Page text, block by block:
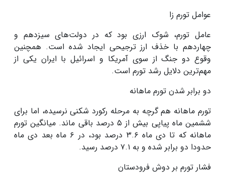
عوامل تورم زا
عامل تورم، شوک ارزی بود که در دولت‌های سیزدهم و
چهاردهم با خذف ارز ترجیحی ایجاد شده است. همچنین
وقوع دو جنگ از سوی آمریکا و اسرائیل با ایران یکی از
مهم‌ترین دلایل رشد تورم است.
دو برابر شدن تورم ماهانه
تورم ماهانه هم گرچه به مرحله رکورد شکنی نرسیده، اما برای
ششمین ماه پیاپی بیش از ۵ درصد باقی ماند. میانگین تورم
ماهانه که تا دی ماه ۳.۶ درصد بود، در ۶ ماه بعد دی ماه
حدودا دو برابر شده و به ۷.۱ درصد رسید.
فشار تورم بر دوش فرودستان